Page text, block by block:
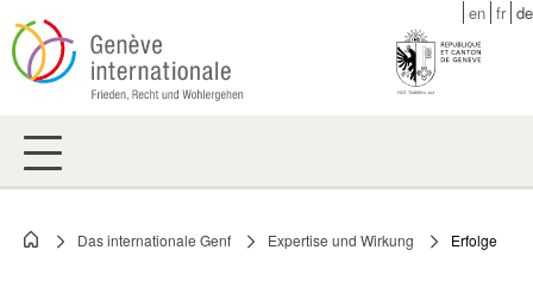
Skip
to
main
en fr de
Breadcrumb
Das internationale Genf Expertise und Wirkung Erfolge